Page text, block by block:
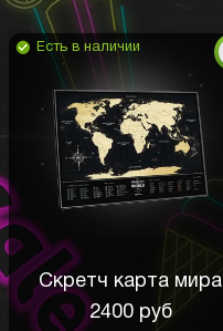
Есть в наличии
Скретч карта мира
2400 руб